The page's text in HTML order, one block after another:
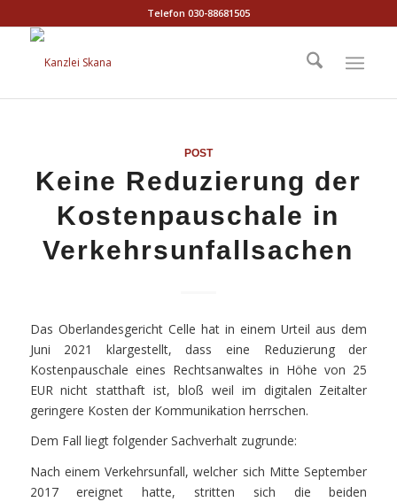
Telefon 030-88681505
POST
Keine Reduzierung der
Kostenpauschale in
Verkehrsunfallsachen
Das Oberlandesgericht Celle hat in einem Urteil aus dem
Juni 2021 klargestellt, dass eine Reduzierung der
Kostenpauschale eines Rechtsanwaltes in Höhe von 25
EUR nicht statthaft ist, bloß weil im digitalen Zeitalter
geringere Kosten der Kommunikation herrschen.
Dem Fall liegt folgender Sachverhalt zugrunde:
Nach einem Verkehrsunfall, welcher sich Mitte September
2017 ereignet hatte, stritten sich die beiden